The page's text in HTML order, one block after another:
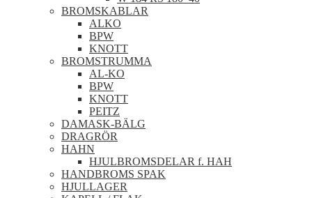
BROMSKABLAR
ALKO
BPW
KNOTT
BROMSTRUMMA
AL-KO
BPW
KNOTT
PEITZ
DAMASK-BÄLG
DRAGRÖR
HAHN
HJULBROMSDELAR f. HAH
HANDBROMS SPAK
HJULLAGER